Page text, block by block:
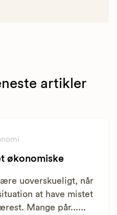
artikler
økonomiske
uoverskueligt, når
at have mistet
Mange pår......